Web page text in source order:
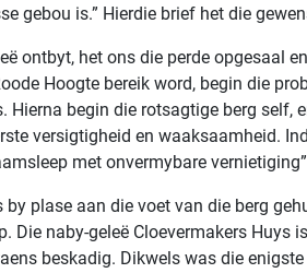
gebou is.” Hierdie brief het die
ontbyt, het ons die perde
Hoogte bereik word, begin die
begin die rotsagtige berg self,
versigtigheid en waaksaamheid.
met onvermybare
plase aan die voet van die berg
Die naby-geleë Cloevermakers
beskadig. Dikwels was die